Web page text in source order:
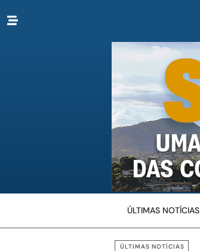
ÚLTIMAS NOTÍCIAS
ÚLTIMAS NOTÍCIAS